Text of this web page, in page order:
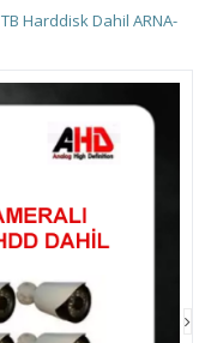
Harddisk Dahil ARNA-